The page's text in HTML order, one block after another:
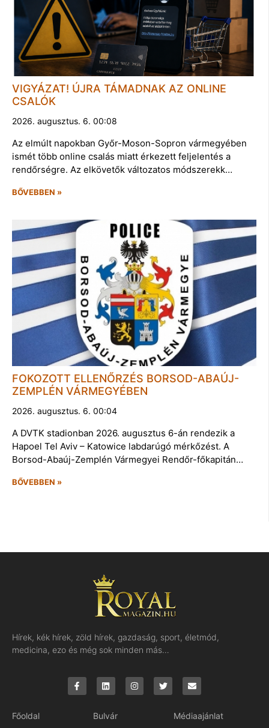
VIGYÁZAT! ÚJRA TÁMADNAK AZ ONLINE
CSALÓK
2026. augusztus. 6. 00:08
Az elmúlt napokban Győr-Moson-Sopron vármegyében
ismét több online csalás miatt érkezett feljelentés a
rendőrségre. Az elkövetők változatos módszerekk…
BŐVEBBEN »
FOKOZOTT ELLENŐRZÉS BORSOD-ABAÚJ-
ZEMPLÉN VÁRMEGYÉBEN
2026. augusztus. 6. 00:04
A DVTK stadionban 2026. augusztus 6-án rendezik a
Hapoel Tel Aviv – Katowice labdarúgó mérkőzést. A
Borsod-Abaúj-Zemplén Vármegyei Rendőr-főkapitán…
BŐVEBBEN »
Hírek, kék hírek, zöld hírek, gazdaság, sport, életmód,
medicina, ezo és még sok minden más…
Főoldal
Bulvár
Médiaajánlat